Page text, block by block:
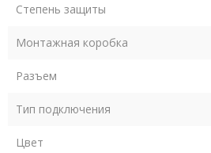
Степень защиты
Монтажная коробка
Разъем
Тип подключения
Цвет